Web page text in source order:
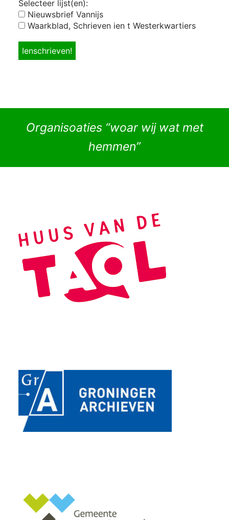
Selecteer lijst(en):
Nieuwsbrief Vannijs
Waarkblad, Schrieven ien t Westerkwartiers
Organisoaties “woar wij wat met
hemmen”